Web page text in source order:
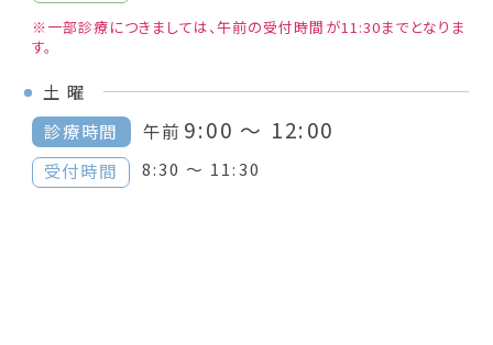
※一部診療につきましては、午前の受付時間が11:30までとなりま
す。
土曜
診療時間
午前 9:00 ～ 12:00
受付時間 8:30 ～ 11:30